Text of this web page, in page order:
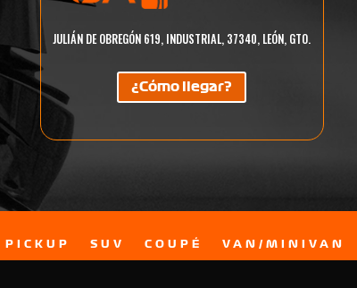
JULIÁN DE OBREGÓN 619, INDUSTRIAL, 37340, LEÓN, GTO.
¿Cómo llegar?
PICKUP SUV COUPÉ VAN/MINIVAN